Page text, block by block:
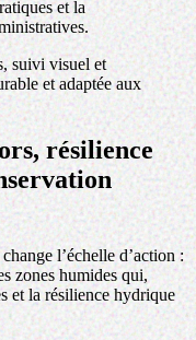
et la
suivi visuel et
et adaptée aux
résilience
l’échelle d’action :
zones humides qui,
et la résilience hydrique